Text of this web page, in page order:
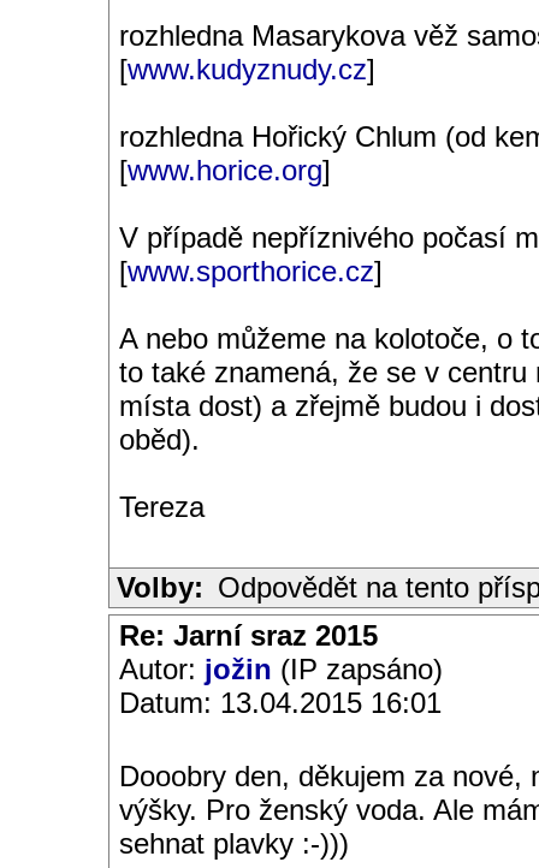
rozhledna Masarykova věž
[www.kudyznudy.cz]
rozhledna Hořický Chlum (od
[www.horice.org]
V případě nepříznivého počasí
[www.sporthorice.cz]
A nebo můžeme na kolotoče, o
to také znamená, že se v
místa dost) a zřejmě budou i
oběd).
Tereza
Volby: Odpovědět na tento
Re: Jarní sraz 2015
Autor: jožin (IP zapsáno)
Datum: 13.04.2015 16:01
Dooobry den, děkujem za
výšky. Pro ženský voda. Ale
sehnat plavky :-)))